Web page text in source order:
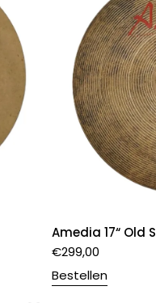
Amedia 17“ Old
€299,00
Bestellen